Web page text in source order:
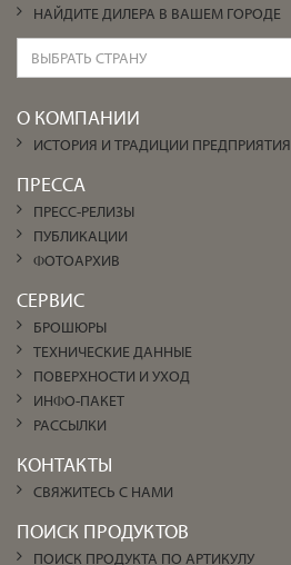
НАЙДИТЕ ДИЛЕРА В ВАШЕМ ГОРОДЕ
ВЫБРАТЬ СТРАНУ
О КОМПАНИИ
ИСТОРИЯ И ТРАДИЦИИ ПРЕДПРИЯТИЯ
ПРЕССА
ПРЕСС-РЕЛИЗЫ
ПУБЛИКАЦИИ
ФОТОАРХИВ
СЕРВИС
БРОШЮРЫ
ТЕХНИЧЕСКИЕ ДАННЫЕ
ПОВЕРХНОСТИ И УХОД
ИНФО-ПАКЕТ
РАССЫЛКИ
КОНТАКТЫ
СВЯЖИТЕСЬ С НАМИ
ПОИСК ПРОДУКТОВ
ПОИСК ПРОДУКТА ПО АРТИКУЛУ